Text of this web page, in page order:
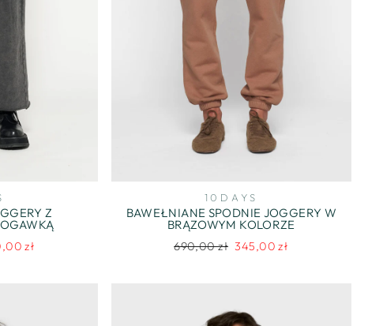
Z
zł
10DAYS
BAWEŁNIANE SPODNIE JOGGERY W
BRĄZOWYM KOLORZE
Regularna
690,00 zł Cena
345,00 zł